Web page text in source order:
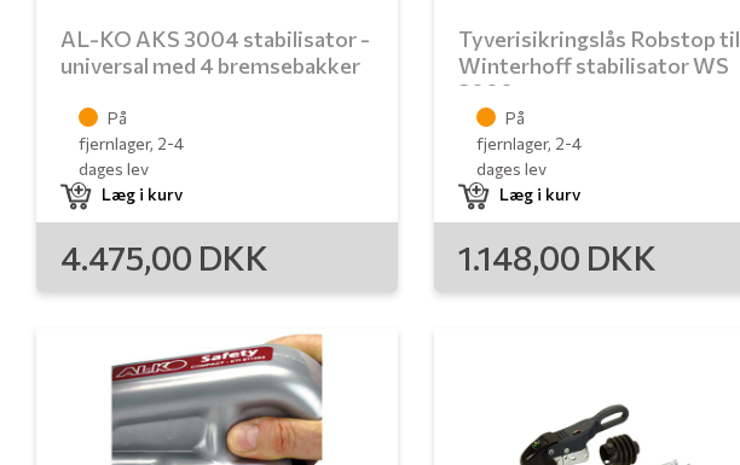
AL-KO AKS 3004 stabilisator -
universal med 4 bremsebakker
På
fjernlager, 2-4
dages lev
Læg i kurv
4.475,00 DKK
Tyverisikringslås Robstop til
Winterhoff stabilisator WS
3000
På
fjernlager, 2-4
dages lev
Læg i kurv
1.148,00 DKK